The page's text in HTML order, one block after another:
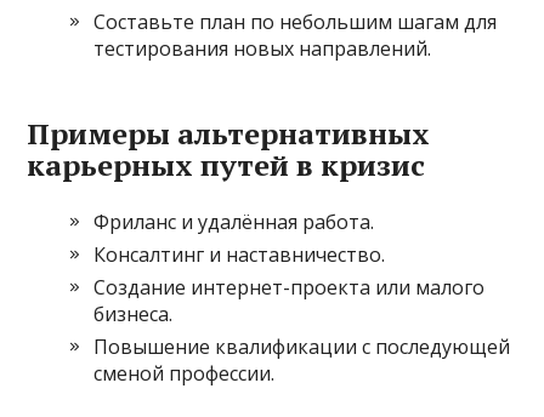
Составьте план по небольшим шагам для
тестирования новых направлений.
Примеры альтернативных
карьерных путей в кризис
Фриланс и удалённая работа.
Консалтинг и наставничество.
Создание интернет-проекта или малого
бизнеса.
Повышение квалификации с последующей
сменой профессии.